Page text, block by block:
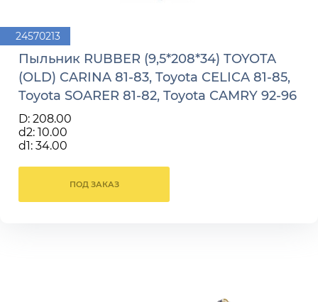
24570213
Пыльник RUBBER (9,5*208*34) TOYOTA
(OLD) CARINA 81-83, Toyota CELICA 81-85,
Toyota SOARER 81-82, Toyota CAMRY 92-96
D: 208.00
d2: 10.00
d1: 34.00
ПОД ЗАКАЗ